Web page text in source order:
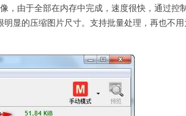
，由于全部在内存中完成，速度很快，通过控
显的压缩图片尺寸。支持批量处理，再也不用